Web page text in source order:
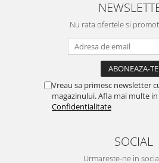
Nu rata ofertele si
Vreau sa primesc newsletter
magazinului. Afla mai multe in
Confidentialitate
SOCIAL
Urmareste-ne in